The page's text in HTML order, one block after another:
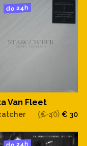
do 24h
Van Fleet
(€ 40) € 30